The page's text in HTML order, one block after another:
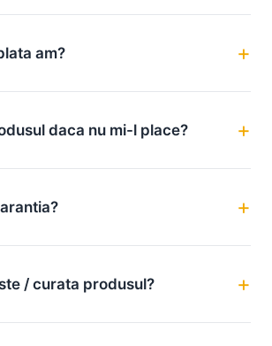
am?
daca nu mi-l place?
/ curata produsul?